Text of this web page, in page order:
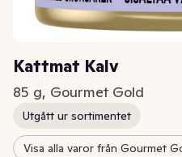
Kattmat Kalv
85 g, Gourmet Gold
Utgått ur sortimentet
Visa alla varor från Gourmet